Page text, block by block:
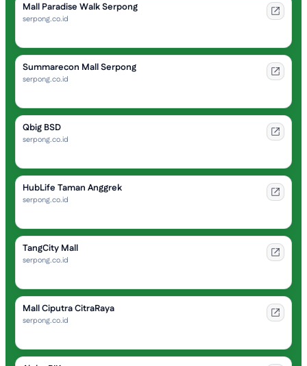
Mall Paradise Walk Serpong
serpong.co.id
Summarecon Mall Serpong
serpong.co.id
Qbig BSD
serpong.co.id
HubLife Taman Anggrek
serpong.co.id
TangCity Mall
serpong.co.id
Mall Ciputra CitraRaya
serpong.co.id